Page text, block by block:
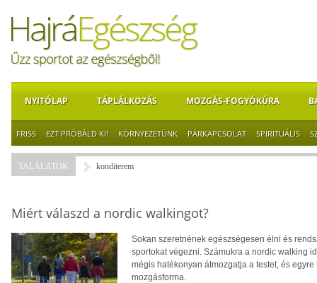
NYITÓLAP TÁPLÁLKOZÁS MOZGÁS-FOGYÓKÚRA
FRISS EZT PRÓBÁLD KI! KÖRNYEZETÜNK PÁRKAPCSOLAT SPIRITUÁLIS
TALÁLATOK konditerem
Miért válaszd a nordic walkingot?
Sokan szeretnének egészségesen élni és
sportokat végezni. Számukra a nordic walking
mégis hatékonyan átmozgatja a testet, és
mozgásforma.